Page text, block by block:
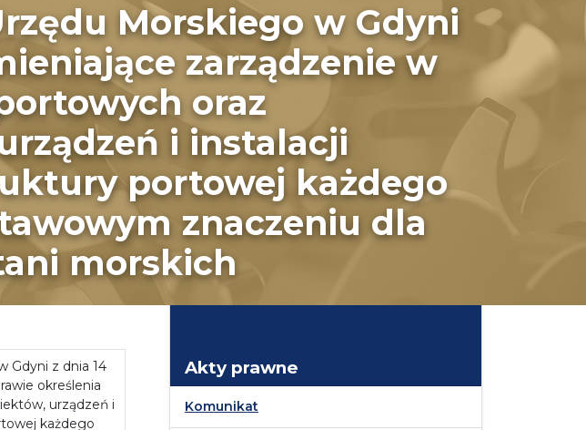
Morskiego w Gdyni
zarządzenie w
oraz
i instalacji
portowej każdego
znaczeniu dla
morskich
Gdyni z dnia 14
określenia
urządzeń i
każdego
Akty prawne
Komunikat